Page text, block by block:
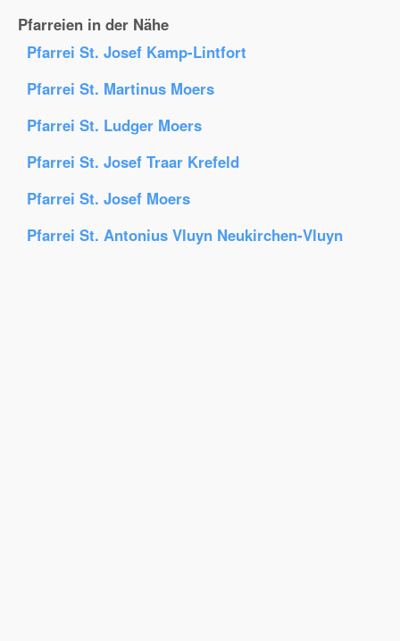
Pfarreien in der Nähe
Pfarrei St. Josef Kamp-Lintfort
Pfarrei St. Martinus Moers
Pfarrei St. Ludger Moers
Pfarrei St. Josef Traar Krefeld
Pfarrei St. Josef Moers
Pfarrei St. Antonius Vluyn Neukirchen-Vluyn